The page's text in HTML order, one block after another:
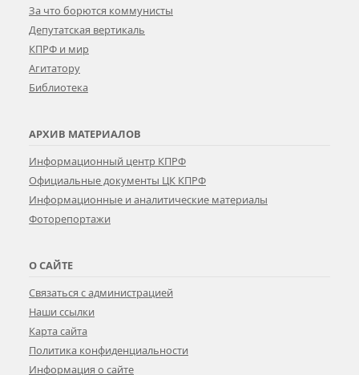
За что борются коммунисты
Депутатская вертикаль
КПРФ и мир
Агитатору
Библиотека
АРХИВ МАТЕРИАЛОВ
Информационный центр КПРФ
Официальные документы ЦК КПРФ
Информационные и аналитические материалы
Фоторепортажи
О САЙТЕ
Связаться с администрацией
Наши ссылки
Карта сайта
Политика конфиденциальности
Информация о сайте